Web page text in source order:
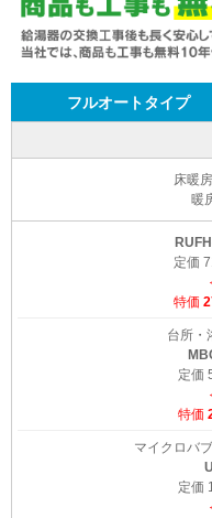
フルオートタイプ
床暖
暖
定価
特価
台所・
定価
特価
マイクロバ
定価